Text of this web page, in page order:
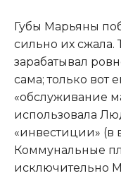
Губы Марьяны
сильно их
зарабатывал
сама; только вот
«обслуживание
использовала
«инвестиции» (в
Коммунальные
исключительно